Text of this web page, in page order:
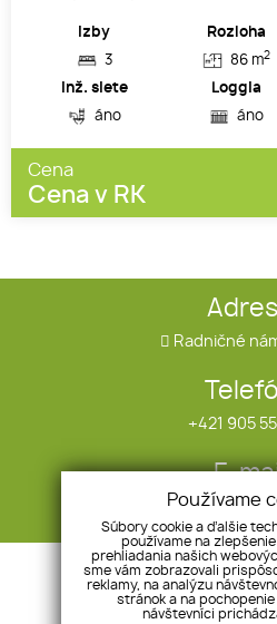
Izby
3
Rozloha
86 m2
Inž. siete
áno
Loggia
áno
Cena
Cena v RK
Radničné
+421 905
E-
Úvod
O nás
Používame
Súbory cookie a ďalšie
používame na
prehliadania našich
sme vám zobrazovali
reklamy, na analýzu
stránok a na
návštevníci